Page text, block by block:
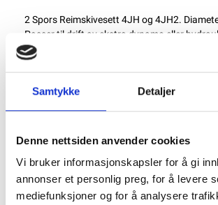
Samtykke Detaljer
Denne nettsiden anvender cookies
Vi bruker informasjonskapsler for å gi
annonser et personlig preg, for å levere
mediefunksjoner og for å analysere
2 Spors Reimskivesett 4JH og 4JH2.
Passer til drift av ekstra dynamo eller
motorer med 6 boltehull i o..
Legg til Handlekurv
Klikk og hent